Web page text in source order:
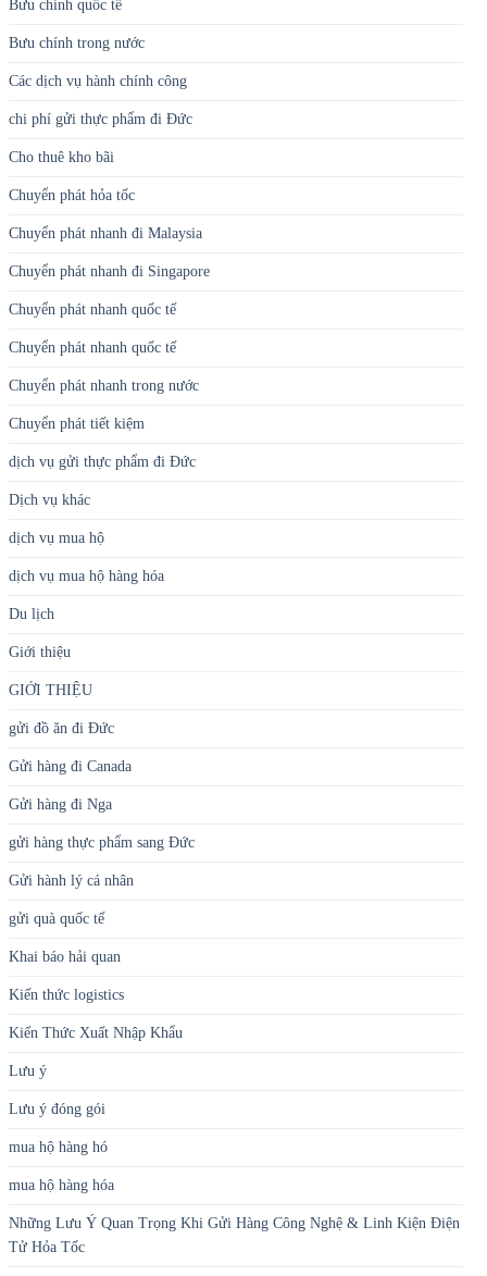
Bưu chính quốc tế
Bưu chính trong nước
Các dịch vụ hành chính công
chi phí gửi thực phẩm đi Đức
Cho thuê kho bãi
Chuyển phát hỏa tốc
Chuyển phát nhanh đi Malaysia
Chuyển phát nhanh đi Singapore
Chuyển phát nhanh quốc tế
Chuyển phát nhanh quốc tế
Chuyển phát nhanh trong nước
Chuyển phát tiết kiệm
dịch vụ gửi thực phẩm đi Đức
Dịch vụ khác
dịch vụ mua hộ
dịch vụ mua hộ hàng hóa
Du lịch
Giới thiệu
GIỚI THIỆU
gửi đồ ăn đi Đức
Gửi hàng đi Canada
Gửi hàng đi Nga
gửi hàng thực phẩm sang Đức
Gửi hành lý cá nhân
gửi quà quốc tế
Khai báo hải quan
Kiến thức logistics
Kiến Thức Xuất Nhập Khẩu
Lưu ý
Lưu ý đóng gói
mua hộ hàng hó
mua hộ hàng hóa
Những Lưu Ý Quan Trọng Khi Gửi Hàng Công Nghệ & Linh Kiện Điện
Tử Hỏa Tốc